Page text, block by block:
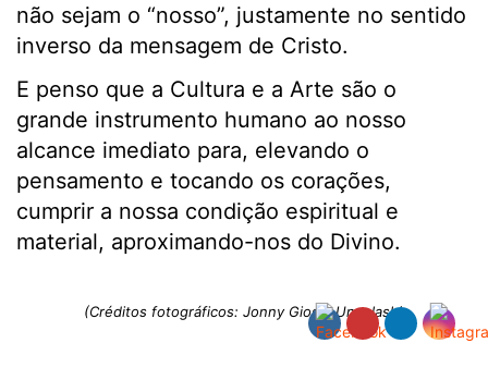
não sejam o “nosso”, justamente no sentido
inverso da mensagem de Cristo.
E penso que a Cultura e a Arte são o
grande instrumento humano ao nosso
alcance imediato para, elevando o
pensamento e tocando os corações,
cumprir a nossa condição espiritual e
material, aproximando-nos do Divino.
(Créditos fotográficos: Jonny Gios – Unsplash)